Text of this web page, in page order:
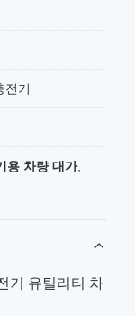
전기
용 차량 대가,
기 유틸리티 차